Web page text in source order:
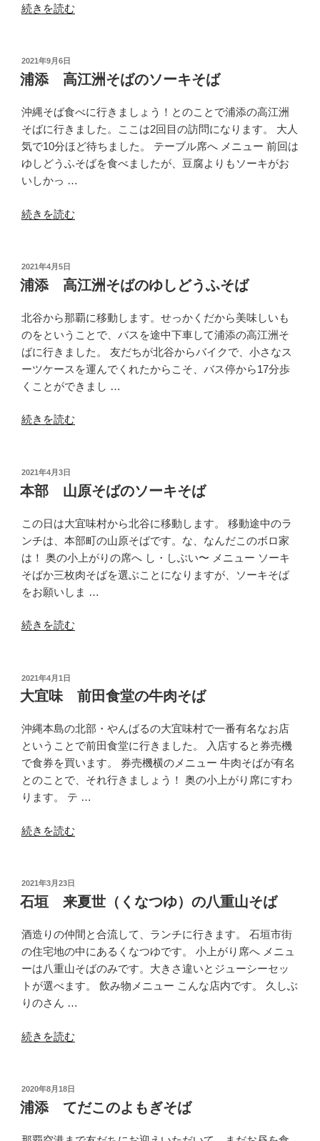
マ”
“浦
ぃ
あ
だ
ー
の
よ
も
そ
続きを読む
投
稿
日:
2021年9月6日
浦添 高江洲そばのソーキそば
沖縄そば食べに行きましょう！とのことで浦添の高江洲
そばに行きました。ここは2回目の訪問になります。 大人
気で10分ほど待ちました。 テーブル席へ メニュー 前回は
ゆしどうふそばを食べましたが、豆腐よりもソーキがお
いしかっ …
“浦
江
洲
ば
の
ソ
ー
キ
ば”
続きを読む
投
稿
日:
2021年4月5日
浦添 高江洲そばのゆしどうふそば
北谷から那覇に移動します。せっかくだから美味しいも
のをということで、バスを途中下車して浦添の高江洲そ
ばに行きました。 友だちが北谷からバイクで、小さなス
ーツケースを運んでくれたからこそ、バス停から17分歩
くことができまし …
“浦
江
洲
ば
の
ゆ
し
ど
ふ
の
続きを読む
投
稿
日:
2021年4月3日
本部 山原そばのソーキそば
この日は大宜味村から北谷に移動します。 移動途中のラ
ンチは、本部町の山原そばです。な、なんだこのボロ家
は！ 奥の小上がりの席へ し・しぶい〜 メニュー ソーキ
そばか三枚肉そばを選ぶことになりますが、ソーキそば
をお願いしま …
“本
原
そ
の
ソ
ー
キ
そ
の
続きを読む
投
稿
日:
2021年4月1日
大宜味 前田食堂の牛肉そば
沖縄本島の北部・やんばるの大宜味村で一番有名なお店
ということで前田食堂に行きました。 入店すると券売機
で食券を買います。 券売機横のメニュー 牛肉そばが有名
とのことで、それ行きましょう！ 奥の小上がり席にすわ
ります。 テ …
“大
前
田
堂
の
牛
肉
そ
の
続きを読む
投
稿
日:
2021年3月23日
石垣 来夏世（くなつゆ）の八重山そば
酒造りの仲間と合流して、ランチに行きます。 石垣市街
の住宅地の中にあるくなつゆです。 小上がり席へ メニュ
ーは八重山そばのみです。大きさ違いとジューシーセッ
トが選べます。 飲み物メニュー こんな店内です。 久しぶ
りのさん …
“石
夏
世
な
続きを読む
投
稿
日:
2020年8月18日
浦添 てだこのよもぎそば